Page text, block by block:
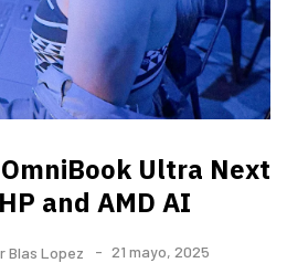
Ultra ​Next
and AMD AI
Blas Lopez 21 mayo, 2025